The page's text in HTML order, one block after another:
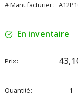
# Manufacturier :
En inventaire
Prix
Quantité